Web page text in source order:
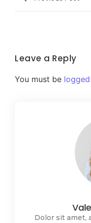
Leave a Reply
You must be
Dolor sit amet,